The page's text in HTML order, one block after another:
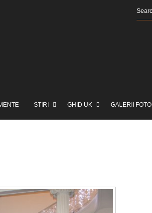
STIRI GHID UK GALERII FOTO